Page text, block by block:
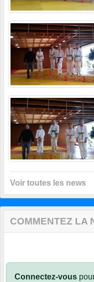
Voir toutes les news
COMMENTEZ LA
Connectez-vous